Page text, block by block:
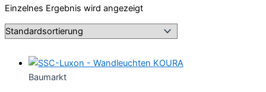
Einzelnes Ergebnis wird angezeigt
Baumarkt